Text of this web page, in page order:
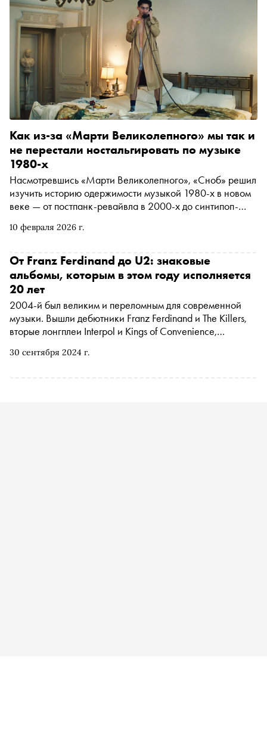
10 февраля 2026 г.
Как из-за «Марти Великолепного» мы так и
не перестали ностальгировать по музыке
1980-х
Насмотревшись «Марти Великолепного», «Сноб» решил
изучить историю одержимости музыкой 1980-х в новом
веке — от постпанк-ревайвла в 2000-х до синтипоп-
неубиваемые «Очень странные дела»
30 сентября 2024 г.
От Franz Ferdinand до U2: знаковые
альбомы, которым в этом году исполняется
20 лет
2004-й был великим и переломным для современной
музыки. Вышли дебютники Franz Ferdinand и The Killers,
вторые лонгплеи Interpol и Kings of Convenience,
Эллиотта Смита. Многие из этих альбомов в той или